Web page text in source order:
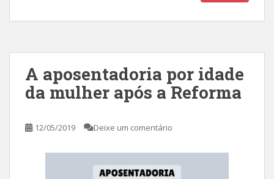
A aposentadoria por idade
da mulher após a Reforma
12/05/2019 Deixe um comentário